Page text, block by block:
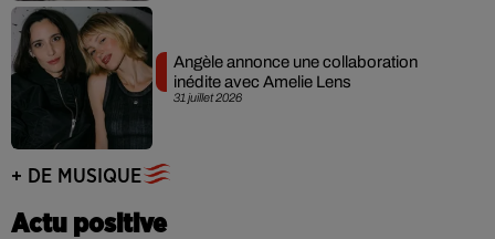
31 juillet 2026
Angèle annonce une collaboration
inédite avec Amelie Lens
+ DE MUSIQUE
Actu positive